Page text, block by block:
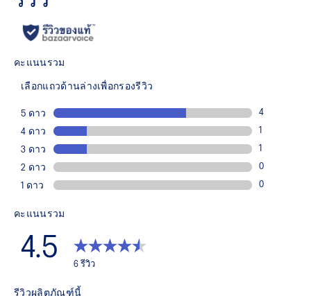
The curved sole design of our GUIDESOLE technology
helps reduce ankle flexion and absorb shock to help you run
Midsole foam that provides a blend of cloud like cushioning
and a responsive ride that is lighter than FF BLAST™.
FF BLAST MAX™ cushioning
One of our most energetic midsole foams that's
complemented with cloud-like softness and a responsive
energy return in each step.
EVA sockliner
Combines ASICSGRIP™ rubber and AHARPLUS™
materials to help provide advanced grip for various terrains
and advanced durability.
Heel pull tab